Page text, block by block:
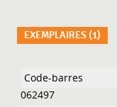
EXEMPLAIRES (1)
Liste des exemplaires
062497